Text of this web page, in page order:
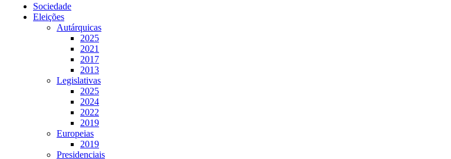
Sociedade
Eleições
Autárquicas
2025
2021
2017
2013
Legislativas
2025
2024
2022
2019
Europeias
2019
Presidenciais